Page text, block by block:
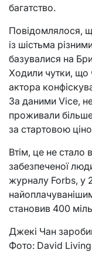
багатство.
Повідомлялося,
із шістьма
базувалися на
Ходили чутки, що
актора
За даними Vice,
проживали
за стартовою
Втім, це не стало
забезпеченої
журналу Forbs, у
становив 400
Джекі Чан
Фото: David